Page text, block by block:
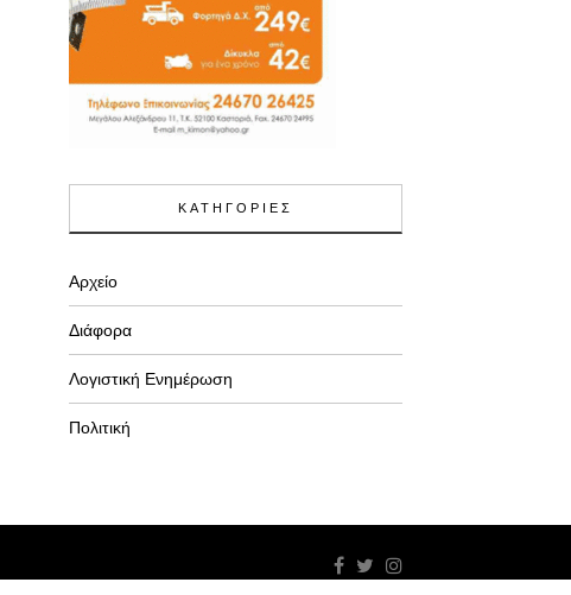
ΚΑΤΗΓΟΡΙΕΣ
Αρχείο
Διάφορα
Λογιστική Ενημέρωση
Πολιτική